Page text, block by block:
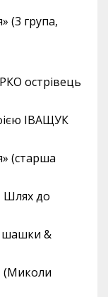
(3 група,
острівець
ІВАЩУК
(старша
Шлях до
шашки &
(Миколи